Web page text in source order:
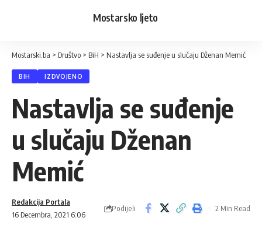
Mostarsko ljeto
Mostarski.ba > Društvo > BiH > Nastavlja se suđenje u slučaju Dženan Memić
BIH IZDVOJENO
Nastavlja se suđenje
u slučaju Dženan
Memić
16 Decembra, 2021 6:06
Redakcija Portala
Podijeli 2 Min Read